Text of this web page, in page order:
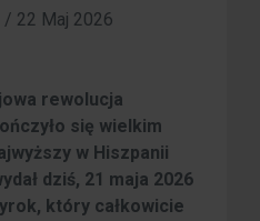
/ 22 Maj 2026
rewolucja
się wielkim
w Hiszpanii
dziś, 21 maja 2026
który całkowicie